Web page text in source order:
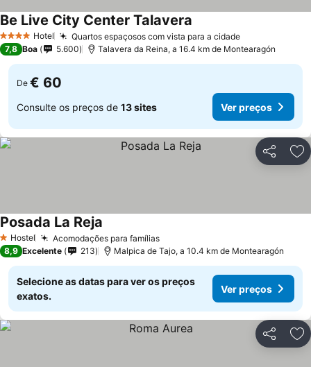
4 EstrelasHotel Quartos espaçosos com vista para a cidade
Be Live City Center Talavera
7,8 Boa 5.600 Talavera da Reina, a 16.4 km de Montearagón
De € 60
Consulte os preços de 13 sites Ver preços
Partilhar
1 Estrelas
Hostel Acomodações para famílias
Posada La Reja
8,9 Excelente 213 Malpica de Tajo, a 10.4 km de Montearagón
Selecione as datas para ver os preços
exatos.
Ver preços
Partilhar